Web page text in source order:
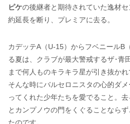
ピケの後継者と期待されていた逸材
約延長を断り、プレミアに去る。
カデッテA（U-15）からフベニールB
る夏は、クラブが最大警戒するザ･青
まで何人ものキラキラ星が引き抜かれ
そんな時にバルセロニスタの心的ダ
ってくれた少年たちを愛でること。
とカンプノウの門をくぐることなら